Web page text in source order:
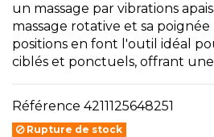
un massage par vibrations
massage rotative et sa
positions en font l'outil idéal
ciblés et ponctuels, offrant
Référence 4211125648251
Rupture de stock